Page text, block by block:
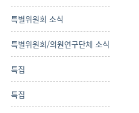
특별위원회 소식
특별위원회/의원연구단체 소식
특집
특집